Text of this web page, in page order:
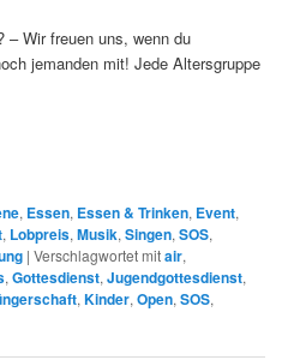
– Wir freuen uns, wenn du
jemanden mit! Jede Altersgruppe
, Essen, Essen & Trinken, Event,
, Lobpreis,Musik,Singen,SOS,
|Verschlagwortet mitair,
,Gottesdienst,Jugendgottesdienst,
,Kinder,Open,SOS,